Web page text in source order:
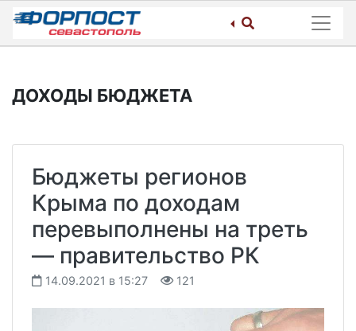
Skip
content
ДОХОДЫ БЮДЖЕТА
Бюджеты регионов
Крыма по доходам
перевыполнены на треть
— правительство РК
14.09.2021 в 15:27 121